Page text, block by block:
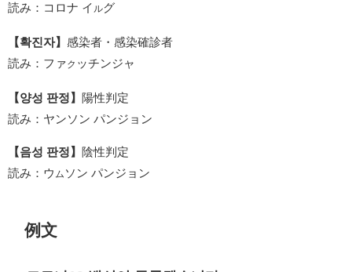
読み：コロナ イ ルグ
【확진자】 感染者・感染確診者
読み：ファク ッチンジャ
【양성 판정】
陽性判定
読み：ヤンソン パンジョン
【음성 판정】
陰性判定
読み：ウ ム ソン パンジョン
例文